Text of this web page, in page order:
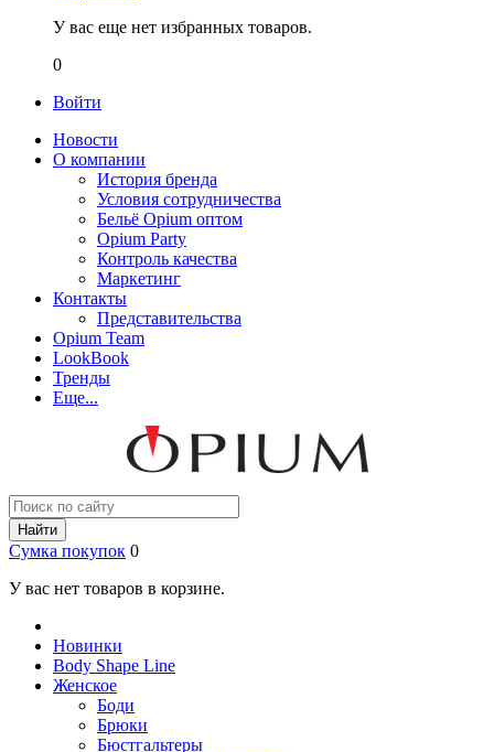
У вас еще нет избранных товаров.
0
Войти
Новости
О компании
История бренда
Условия сотрудничества
Бельё Opium оптом
Opium Party
Контроль качества
Маркетинг
Контакты
Представительства
Opium Team
LookBook
Тренды
Еще...
Найти
Сумка покупок 0
У вас нет товаров в корзине.
Новинки
Body Shape Line
Женское
Боди
Брюки
Бюстгальтеры